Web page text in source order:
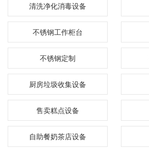
清洗净化消毒设备
不锈钢工作柜台
不锈钢定制
厨房垃圾收集设备
售卖糕点设备
自助餐奶茶店设备